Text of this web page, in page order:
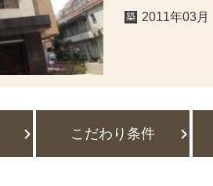
2011年03月
こだわり条件